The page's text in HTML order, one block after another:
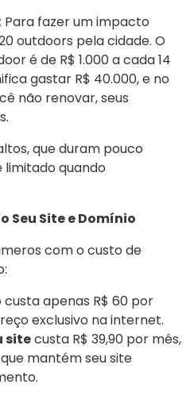
: Para fazer um impacto
outdoors pela cidade. O
é de R$ 1.000 a cada 14
gastar R$ 40.000, e no
não renovar, seus
que duram pouco
quando
Seu Site e Domínio
com o custo de
custa apenas R$ 60 por
exclusivo na internet.
sitecusta R$ 39,90 por mês,
mantém seu site